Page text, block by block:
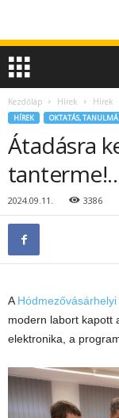
Kezdőlap Hírek Hírek
HÍREK OKTATÁS,
Átadásra
2024.09.11. 3386
A Hódmezővásárhelyi
modern labort kapott
elektronika, a